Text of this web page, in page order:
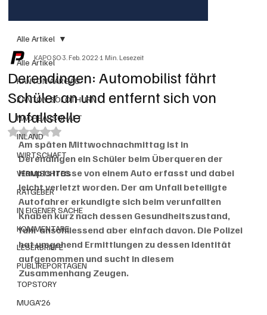
Alle Artikel
KANTON AARGAU
KANTON SOLOTHURN
NACHBARSCHAFT
INLAND
WIRTSCHAFT
VERMISCHTES
RATGEBER
IN EIGENER SACHE
KOMMENTARE
LESERBRIEFE
PUBLIREPORTAGEN
TOPSTORY
MUGA'26
Alle Artikel
Derendingen: Automobilist fährt
Schüler an und entfernt sich von
Unfallstelle
KAPO SO3. Feb. 20221 Min. Lesezeit
Mit NaN von 5 Sternen bewertet.
Am späten Mittwochnachmittag ist in
Derendingen ein Schüler beim Überqueren der
Hauptstrasse von einem Auto erfasst und dabei
leicht verletzt worden. Der am Unfall beteiligte
Autofahrer erkundigte sich beim verunfallten
Knaben kurz nach dessen Gesundheitszustand,
fuhr anschliessend aber einfach davon. Die Polizei
hat umgehend Ermittlungen zu dessen Identität
aufgenommen und sucht in diesem
Zusammenhang Zeugen.